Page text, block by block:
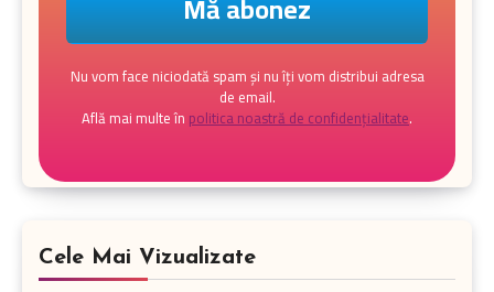
Nu vom face niciodată spam și nu îți vom distribui adresa
de email.
Află mai multe în politica noastră de confidențialitate.
Cele Mai Vizualizate